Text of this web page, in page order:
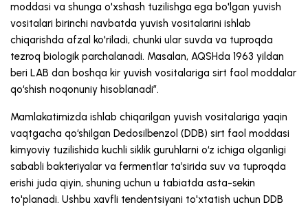
moddasi va shunga o'xshash tuzilishga ega bo'lgan yuvish
vositalari birinchi navbatda yuvish vositalarini ishlab
chiqarishda afzal ko'riladi, chunki ular suvda va tuproqda
tezroq biologik parchalanadi. Masalan, AQSHda 1963 yildan
beri LAB dan boshqa kir yuvish vositalariga sirt faol moddalar
qoʻshish noqonuniy hisoblanadi”.
Mamlakatimizda ishlab chiqarilgan yuvish vositalariga yaqin
vaqtgacha qo‘shilgan Dedosilbenzol (DDB) sirt faol moddasi
kimyoviy tuzilishida kuchli siklik guruhlarni o‘z ichiga olganligi
sababli bakteriyalar va fermentlar ta’sirida suv va tuproqda
erishi juda qiyin, shuning uchun u tabiatda asta-sekin
to'planadi. Ushbu xavfli tendentsiyani to'xtatish uchun DDB